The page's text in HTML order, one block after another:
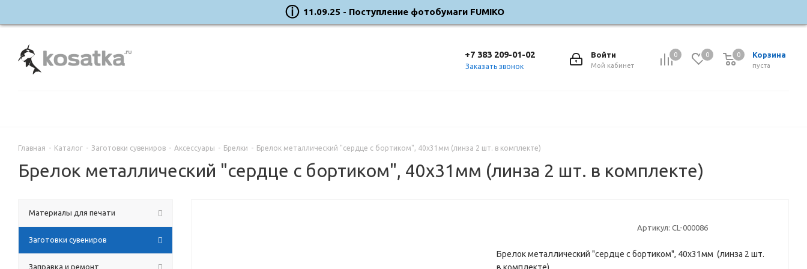
11.09.25 - Поступление фотобумаги FUMIKO
0 0 Корзина
0
пуста
0
Войти
Мой кабинет
+7 383 209-01-02
Заказать звонок
Главная - Каталог - Заготовки сувениров - Аксессуары - Брелки - Брелок металлический "сердце с бортиком", 40х31мм (линза 2 шт. в комплекте)
Брелок металлический "сердце с бортиком", 40х31мм (линза 2 шт. в комплекте)
Артикул: CL-000086
Брелок металлический "сердце с бортиком", 40х31мм (линза 2 шт.
Материалы для печати
Заготовки сувениров
Заправка и ремонт